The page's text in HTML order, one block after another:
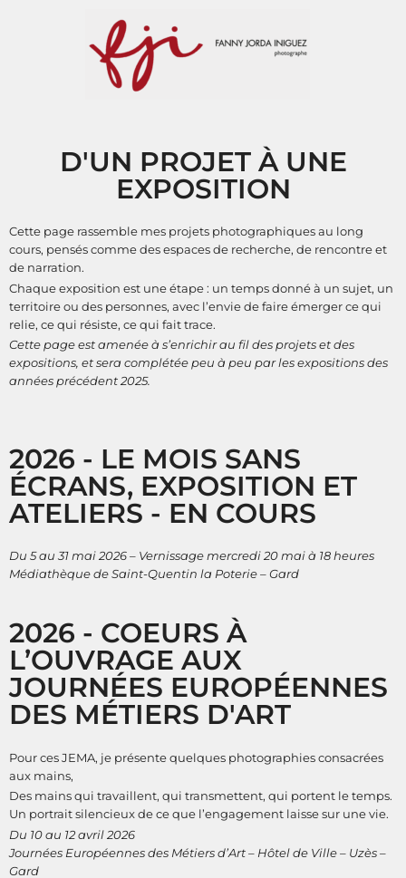
D'UN PROJET À UNE
EXPOSITION
Cette page rassemble mes projets photographiques au long
cours, pensés comme des espaces de recherche, de rencontre et
de narration.
Chaque exposition est une étape : un temps donné à un sujet, un
territoire ou des personnes, avec l’envie de faire émerger ce qui
relie, ce qui résiste, ce qui fait trace.
Cette page est amenée à s’enrichir au fil des projets et des
expositions, et sera complétée peu à peu par les expositions des
années précédent 2025.
2026 - LE MOIS SANS
ÉCRANS, EXPOSITION ET
ATELIERS - EN COURS
Du 5 au 31 mai 2026 – Vernissage mercredi 20 mai à 18 heures
Médiathèque de Saint-Quentin la Poterie – Gard
2026 - COEURS À
L’OUVRAGE AUX
JOURNÉES EUROPÉENNES
DES MÉTIERS D'ART
Pour ces JEMA, je présente quelques photographiesconsacrées
aux mains,
Des mains qui travaillent, qui transmettent, qui portent le temps.
Un portrait silencieux de ce que l’engagement laisse sur une vie.
Du 10 au 12 avril 2026
Journées Européennes des Métiers d’Art – Hôtel de Ville – Uzès –
Gard